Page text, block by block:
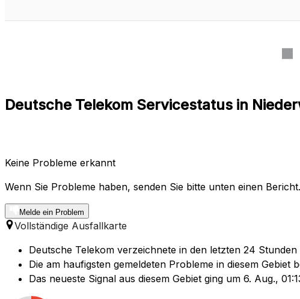
Deutsche Telekom Servicestatus in
Keine Probleme erkannt
Wenn Sie Probleme haben, senden Sie bitte unten einen Bericht.
Melde ein Problem
Vollständige Ausfallkarte
Deutsche Telekom verzeichnete in den letzten 24
Die am haufigsten gemeldeten Probleme in diesem Gebiet
Das neueste Signal aus diesem Gebiet ging um 6. Aug.,